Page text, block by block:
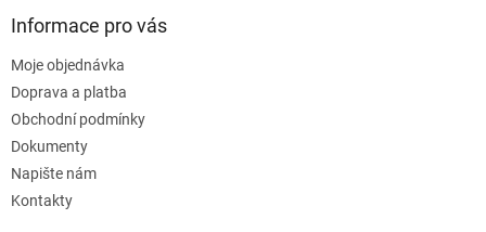
Informace pro vás
Moje objednávka
Doprava a platba
Obchodní podmínky
Dokumenty
Napište nám
Kontakty